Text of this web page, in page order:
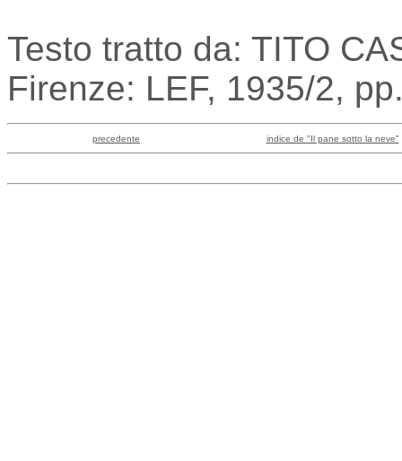
Testo tratto da: TITO
Firenze: LEF, 1935/2,
precedente indice de "Il pane sotto la neve"